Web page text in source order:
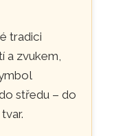
tradici
a zvukem,
středu – do